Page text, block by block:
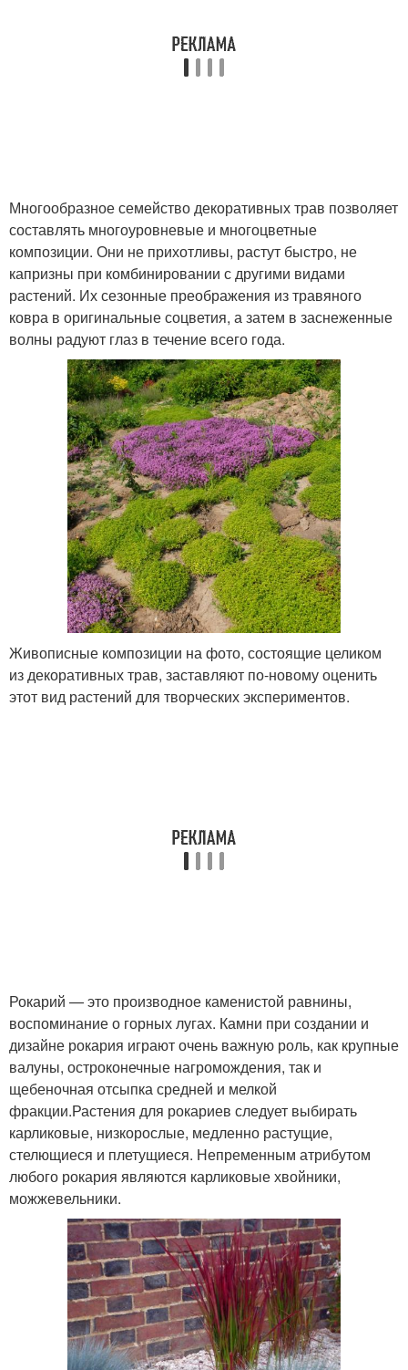
Многообразное семейство декоративных трав позволяет
составлять многоуровневые и многоцветные
композиции. Они не прихотливы, растут быстро, не
капризны при комбинировании с другими видами
растений. Их сезонные преображения из травяного
ковра в оригинальные соцветия, а затем в заснеженные
волны радуют глаз в течение всего года.
Живописные композиции на фото, состоящие целиком
из декоративных трав, заставляют по-новому оценить
этот вид растений для творческих экспериментов.
Рокарий — это производное каменистой равнины,
воспоминание о горных лугах. Камни при создании и
дизайне рокария играют очень важную роль, как крупные
валуны, остроконечные нагромождения, так и
щебеночная отсыпка средней и мелкой
фракции.Растения для рокариев следует выбирать
карликовые, низкорослые, медленно растущие,
стелющиеся и плетущиеся. Непременным атрибутом
любого рокария являются карликовые хвойники,
можжевельники.